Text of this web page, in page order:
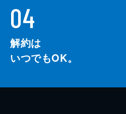
04
解約は
いつでもOK。